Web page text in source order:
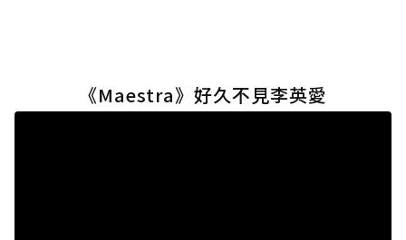
《Maestra》好久不見李英愛